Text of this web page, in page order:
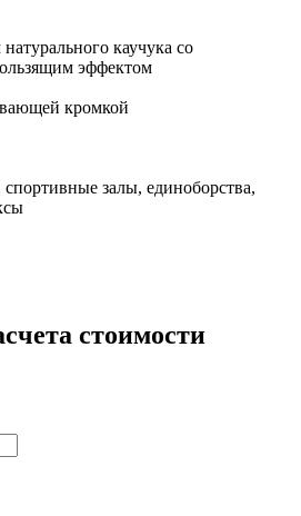
каучука со
эффектом
кромкой
залы, единоборства,
стоимости